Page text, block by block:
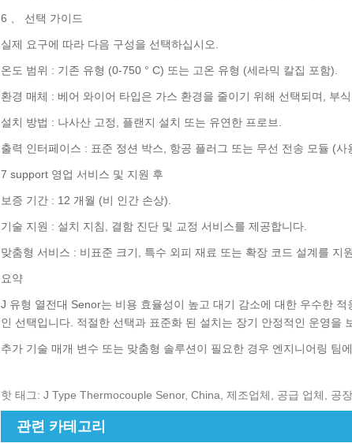
6 、 선택 가이드
실제 요구에 따라 다음 구성을 선택하십시오.
온도 범위 : 기존 유형 (0-750 ° C) 또는 고온 유형 (세라믹 칼집 포함).
환경 매체 : 베어 와이어 타입은 가스 환경을 줄이기 위해 선택되며, 부
설치 방법 : 나사산 고정, 플랜지 설치 또는 유연한 프로브.
출력 인터페이스 : 표준 정션 박스, 항공 플러그 또는 무선 전송 모듈 (사
7 support 영업 서비스 및 지원 후
보증 기간 : 12 개월 (비 인간 손상).
기술 지원 : 설치 지침, 결함 진단 및 교정 서비스를 제공합니다.
맞춤형 서비스 : 비표준 크기, 특수 외피 재료 또는 확장 코드 설계를 지
요약
J 유형 열전대 Senor는 비용 효율성이 높고 대기 감소에 대한 우수한
인 선택입니다. 적절한 선택과 표준화 된 설치는 장기 안정적인 운영을
추가 기술 매개 변수 또는 맞춤형 솔루션이 필요한 경우 엔지니어링 팀
핫 태그: J Type Thermocouple Senor, China, 제조업체, 공급 업체, 공
관련 카테고리